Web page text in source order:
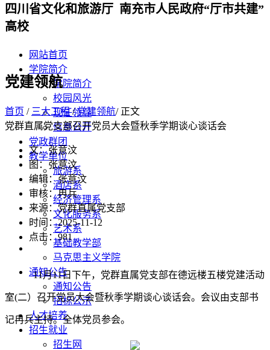
四川省文化和旅游厅 南充市人民政府“厅市共建”
高校
网站首页
学院简介
学院简介
校园风光
现任领导
信息公开
党政群团
教学单位
旅游系
酒店系
经济管理系
文化服务系
艺术系
基础教学部
马克思主义学院
通知公告
通知公告
招标公示
人才培养
招生就业
招生网
党建领航
首页 / 三大工程/党建领航/ 正文
党群直属党支部召开党员大会暨秋季学期谈心谈话会
文：张意汶
图：张意汶
编辑：张意汶
审核：冉兵
来源：党群直属党支部
时间：2025-11-12
点击：981
11月11日下午，党群直属党支部在德远楼五楼党建活动
室(二）召开党员大会暨秋季学期谈心谈话会。会议由支部书
记冉兵主持。全体党员参会。